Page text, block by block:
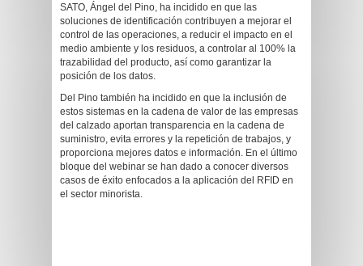
SATO, Ángel del Pino, ha incidido en que las
soluciones de identificación contribuyen a mejorar el
control de las operaciones, a reducir el impacto en el
medio ambiente y los residuos, a controlar al 100% la
trazabilidad del producto, así como garantizar la
posición de los datos.
Del Pino también ha incidido en que la inclusión de
estos sistemas en la cadena de valor de las empresas
del calzado aportan transparencia en la cadena de
suministro, evita errores y la repetición de trabajos, y
proporciona mejores datos e información. En el último
bloque del webinar se han dado a conocer diversos
casos de éxito enfocados a la aplicación del RFID en
el sector minorista.